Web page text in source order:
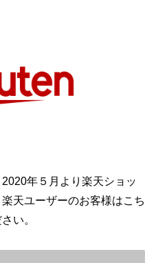
年５月より楽天ショッ
天ユーザーのお客様はこち
い。